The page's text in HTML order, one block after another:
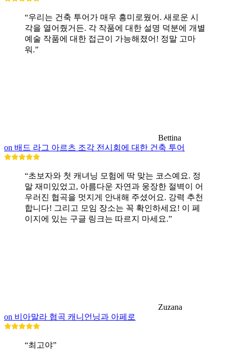
“우리는 건축 투어가 매우 흥미로웠어. 새로운 시
각을 열어줬거든. 각 작품에 대한 설명 덕분에 개별
예술 작품에 대한 접근이 가능해졌어! 정말 고마
워.”
Bettina
on 배드 라그 아르츠 조각 전시회에 대한 건축 투어
“초보자와 첫 캐녀닝 모험에 딱 맞는 코스예요. 정
말 재미있었고, 아름다운 자연과 웅장한 절벽이 어
우러진 협곡을 멋지게 안내해 주셨어요. 강력 추천
합니다! 그리고 모임 장소는 꼭 확인하세요! 이 페
이지에 있는 구글 링크는 따르지 마세요.”
Zuzana
on 비아말라 협곡 캐니언닝과 아페로
“최고야”